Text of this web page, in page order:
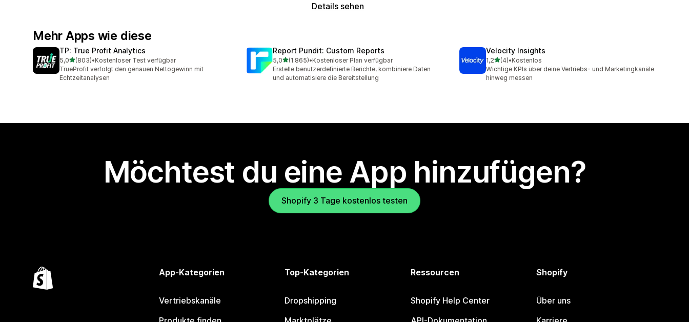
Details sehen
Mehr Apps wie diese
TP: True Profit Analytics
5,0von 5 Sternen
(803)
803 Rezensionen insgesamt
•Kostenloser Test verfügbar
TrueProfit verfolgt den genauen Nettogewinn mit
Echtzeitanalysen
Report Pundit: Custom Reports
5,0von 5 Sternen
(1.865)
1865 Rezensionen insgesamt
•Kostenloser Plan verfügbar
Erstelle benutzerdefinierte Berichte, kombiniere Daten
und automatisiere die Bereitstellung
Velocity Insights
1,2von 5 Sternen
(4)
4 Rezensionen insgesamt
•Kostenlos
Wichtige KPIs über deine Vertriebs- und Marketingkanäle
hinweg messen
Möchtest du eine App hinzufügen?
Shopify 3 Tage kostenlos testen
App-Kategorien
Vertriebskanäle
Top-Kategorien
Dropshipping
Ressourcen
Shopify Help Center
Shopify
Über uns